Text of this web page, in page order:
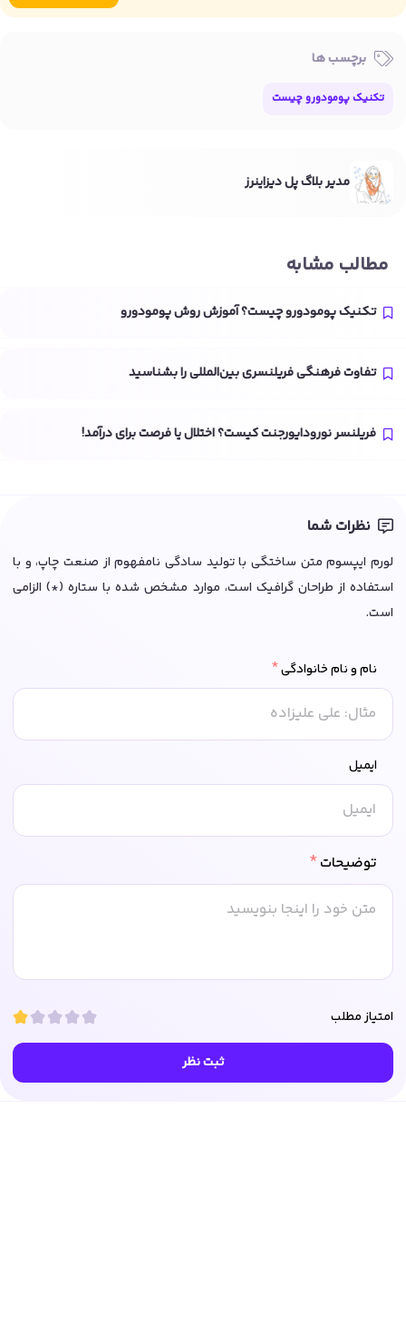
برچسب ها
تکنیک پومودورو چیست
مدیر بلاگ پل دیزاینرز
مطالب مشابه
تکنیک پومودورو چیست؟ آموزش روش پومودورو
تفاوت فرهنگی فریلنسری بین‌المللی را بشناسید
فریلنسر نورودایورجنت کیست؟ اختلال یا فرصت برای درآمد!
نظرات شما
لورم ایپسوم متن ساختگی با تولید سادگی نامفهوم از صنعت چاپ، و با
استفاده از طراحان گرافیک است، موارد مشخص شده با ستاره (*) الزامی
است.
نام و نام خانوادگی*
ایمیل
توضیحات*
امتیاز مطلب
ثبت نظر